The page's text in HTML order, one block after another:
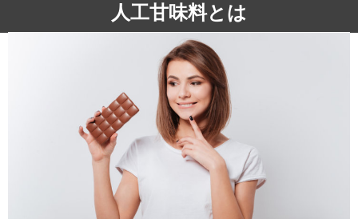
人工甘味料とは